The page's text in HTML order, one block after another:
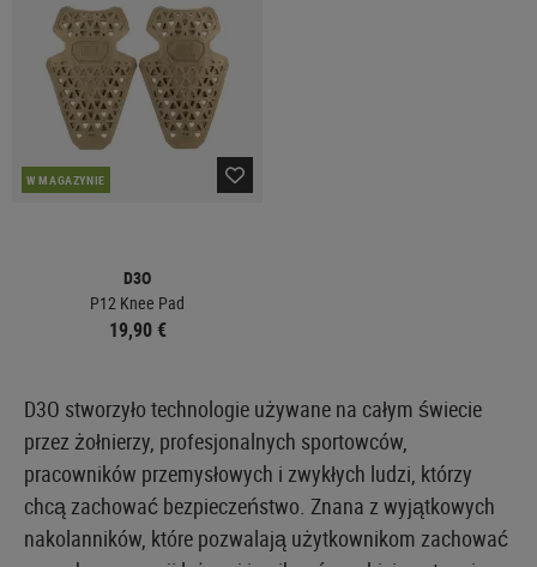
W MAGAZYNIE
D3O
P12 Knee Pad
19,90 €
D3O stworzyło technologie używane na całym świecie
przez żołnierzy, profesjonalnych sportowców,
pracowników przemysłowych i zwykłych ludzi, którzy
chcą zachować bezpieczeństwo. Znana z wyjątkowych
nakolanników, które pozwalają użytkownikom zachować